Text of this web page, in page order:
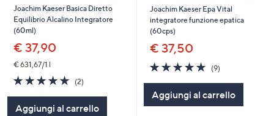
Joachim Kaeser Basica Diretto
Equilibrio Alcalino Integratore
(60ml)
€ 37,90
€ 631,67/1 l
5.0
of
5
Stars
(2)
Aggiungi al carrello
Joachim Kaeser Epa Vital
integratore funzione epatica
(60cps)
€ 37,50
5.0
of
5
Stars
(9)
Aggiungi al carrello